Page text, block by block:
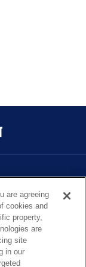
are agreeing
cookies and
property,
are
site
in our